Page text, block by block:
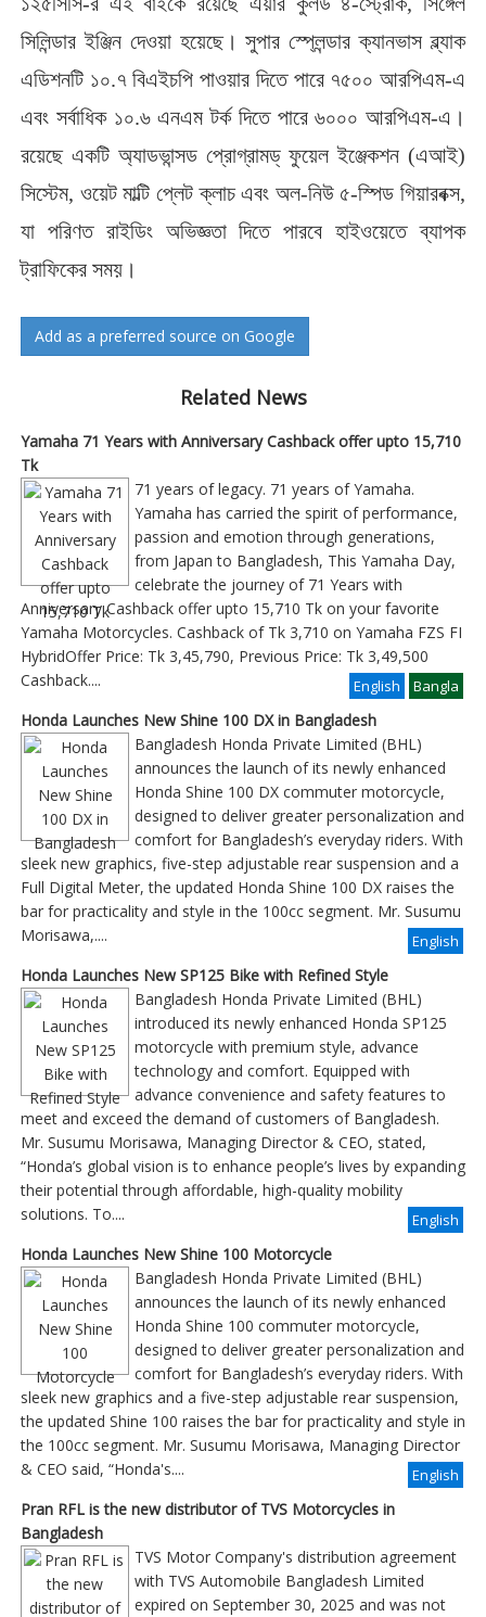
সিলিন্ডার ইঞ্জিন দেওয়া হয়েছে। সুপার স্প্লেন্ডার ক্যানভাস ব্ল্যাক
এডিশনটি ১০.৭ বিএইচপি পাওয়ার দিতে পারে ৭৫০০ আরপিএম-এ
এবং সর্বাধিক ১০.৬ এনএম টর্ক দিতে পারে ৬০০০ আরপিএম-এ।
রয়েছে একটি অ্যাডভান্সড প্রোগ্রামড্ ফুয়েল ইঞ্জেকশন (এআই)
সিস্টেম, ওয়েট মাল্টি প্লেট ক্লাচ এবং অল-নিউ ৫-স্পিড গিয়ারবক্স,
যা পরিণত রাইডিং অভিজ্ঞতা দিতে পারবে হাইওয়েতে ব্যাপক
ট্রাফিকের সময়।
Add as a preferred source on Google
Related News
Yamaha 71 Years with Anniversary Cashback offer upto 15,710
Tk
71 years of legacy. 71 years of Yamaha.
Yamaha has carried the spirit of performance,
passion and emotion through generations,
from Japan to Bangladesh, This Yamaha Day,
celebrate the journey of 71 Years with
Anniversary Cashback offer upto 15,710 Tk on your favorite
Yamaha Motorcycles. Cashback of Tk 3,710 on Yamaha FZS FI
HybridOffer Price: Tk 3,45,790, Previous Price: Tk 3,49,500
Cashback
Bangla
.... English
Honda Launches New Shine 100 DX in Bangladesh
Bangladesh Honda Private Limited (BHL)
announces the launch of its newly enhanced
Honda Shine 100 DX commuter motorcycle,
designed to deliver greater personalization and
comfort for Bangladesh’s everyday riders. With
sleek new graphics, five-step adjustable rear suspension and a
Full Digital Meter, the updated Honda Shine 100 DX raises the
bar for practicality and style in the 100cc segment. Mr. Susumu
Morisawa,....
English
Honda Launches New SP125 Bike with Refined Style
Bangladesh Honda Private Limited (BHL)
introduced its newly enhanced Honda SP125
motorcycle with premium style, advance
technology and comfort. Equipped with
advance convenience and safety features to
meet and exceed the demand of customers of Bangladesh.
Mr. Susumu Morisawa, Managing Director & CEO, stated,
“Honda’s global vision is to enhance people’s lives by expanding
their potential through affordable, high-quality mobility
solutions. To....
English
Honda Launches New Shine 100 Motorcycle
Bangladesh Honda Private Limited (BHL)
announces the launch of its newly enhanced
Honda Shine 100 commuter motorcycle,
designed to deliver greater personalization and
comfort for Bangladesh’s everyday riders. With
sleek new graphics and a five-step adjustable rear suspension,
the updated Shine 100 raises the bar for practicality and style in
the 100cc segment. Mr. Susumu Morisawa, Managing Director
& CEO said, “Honda's....
English
Pran RFL is the new distributor of TVS Motorcycles in
Bangladesh
TVS Motor Company's distribution agreement
with TVS Automobile Bangladesh Limited
expired on September 30, 2025 and was not